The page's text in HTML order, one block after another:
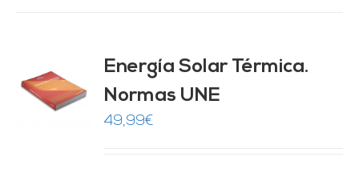
Energía Solar Térmica.
Normas UNE
49,99€